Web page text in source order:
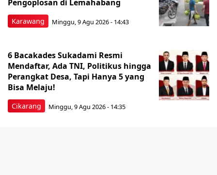
Karawang
Pengoplosan di Lemahabang
Minggu, 9 Agu 2026 - 14:43
Cikarang
6 Bacakades Sukadami Resmi
Mendaftar, Ada TNI, Politikus hingga
Perangkat Desa, Tapi Hanya 5 yang
Bisa Melaju!
Minggu, 9 Agu 2026 - 14:35